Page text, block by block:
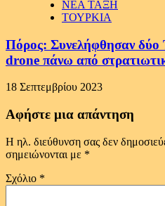
ΝΕΑ ΤΑΞΗ
ΤΟΥΡΚΙΑ
Πόρος: Συνελήφθησαν δύο
drone πάνω από
18 Σεπτεμβρίου 2023
Αφήστε μια απάντηση
Η ηλ. διεύθυνση σας δεν
σημειώνονται με *
Σχόλιο *